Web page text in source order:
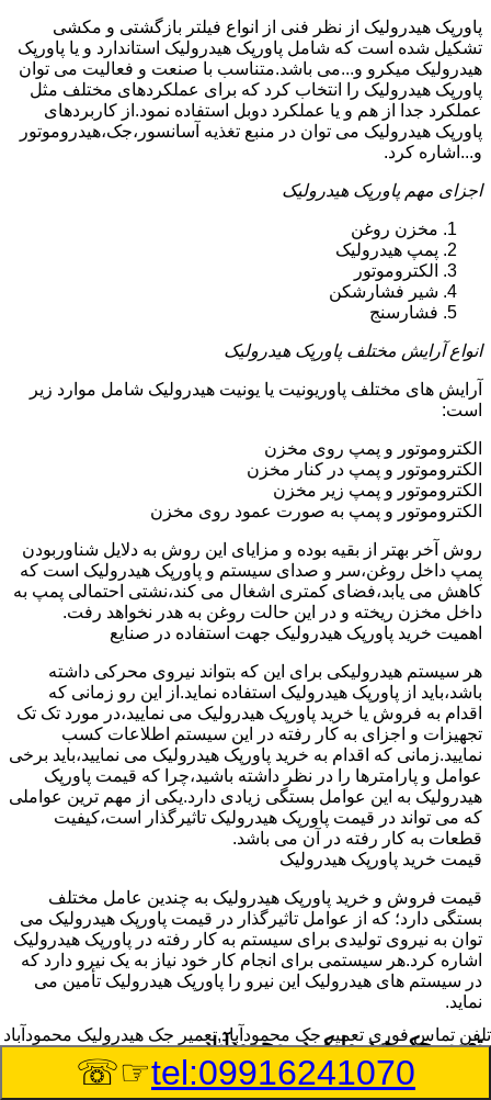
پاورپک هیدرولیک از نظر فنی از انواع فیلتر بازگشتی و مکشی
تشکیل شده است که شامل پاورپک هیدرولیک استاندارد و یا پاورپک
هیدرولیک میکرو و...می باشد.متناسب با صنعت و فعالیت می توان
پاورپک هیدرولیک را انتخاب کرد که برای عملکردهای مختلف مثل
عملکرد جدا از هم و یا عملکرد دوبل استفاده نمود.از کاربردهای
پاورپک هیدرولیک می توان در منبع تغذیه آسانسور،جک،هیدروموتور
و...اشاره کرد.
اجزای مهم پاورپک هیدرولیک
مخزن روغن
پمپ هیدرولیک
الکتروموتور
شیر فشارشکن
فشارسنج
انواع آرایش مختلف پاورپک هیدرولیک
آرایش های مختلف پاوریونیت یا یونیت هیدرولیک شامل موارد زیر
است:
الکتروموتور و پمپ روی مخزن
الکتروموتور و پمپ در کنار مخزن
الکتروموتور و پمپ زیر مخزن
الکتروموتور و پمپ به صورت عمود روی مخزن
روش آخر بهتر از بقیه بوده و مزایای این روش به دلایل شناوربودن
پمپ داخل روغن،سر و صدای سیستم و پاورپک هیدرولیک است که
کاهش می یابد،فضای کمتری اشغال می کند،نشتی احتمالی پمپ به
داخل مخزن ریخته و در این حالت روغن به هدر نخواهد رفت.
اهمیت خرید پاورپک هیدرولیک جهت استفاده در صنایع
هر سیستم هیدرولیکی برای این که بتواند نیروی محرکی داشته
باشد،باید از پاورپک هیدرولیک استفاده نماید.از این رو زمانی که
اقدام به فروش یا خرید پاورپک هیدرولیک می نمایید،در مورد تک تک
تجهیزات و اجزای به کار رفته در این سیستم اطلاعات کسب
نمایید.زمانی که اقدام به خرید پاورپک هیدرولیک می نمایید،باید برخی
عوامل و پارامترها را در نظر داشته باشید،چرا که قیمت پاورپک
هیدرولیک به این عوامل بستگی زیادی دارد.یکی از مهم ترین عواملی
که می تواند در قیمت پاورپک هیدرولیک تاثیرگذار است،کیفیت
قطعات به کار رفته در آن می باشد.
قیمت خرید پاورپک هیدرولیک
قیمت فروش و خرید پاورپک هیدرولیک به چندین عامل مختلف
بستگی دارد؛ که از عوامل تاثیرگذار در قیمت پاورپک هیدرولیک می
توان به نیروی تولیدی برای سیستم به کار رفته در پاورپک هیدرولیک
اشاره کرد.هر سیستمی برای انجام کار خود نیاز به یک نیرو دارد که
در سیستم های هیدرولیک این نیرو را پاورپک هیدرولیک تأمین می
نماید.
تعمیر جک هیدرولیک در محمودآباد
وسیله‎ای که با عملکرد خود موجب بلند شدن اهرم و یا وزن سنگین
تلفن تماس فوری تعمیر جک محمودآباد,تعمیر جک هیدرولیک محمودآباد
tel:09916241070
☞☏